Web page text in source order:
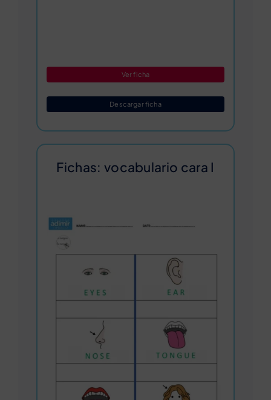
Ver ficha
Descargar ficha
Fichas: vocabulario cara I